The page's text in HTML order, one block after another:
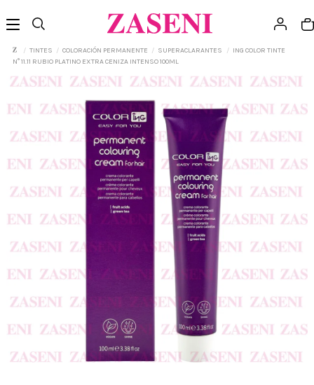
TINTES COLORACIÓN PERMANENTE SUPERACLARANTES
ING COLOR TINTE
N° 11.11 RUBIO PLATINO EXTRA CENIZA INTENSO 100ML